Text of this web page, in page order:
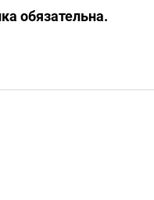
обязательна.